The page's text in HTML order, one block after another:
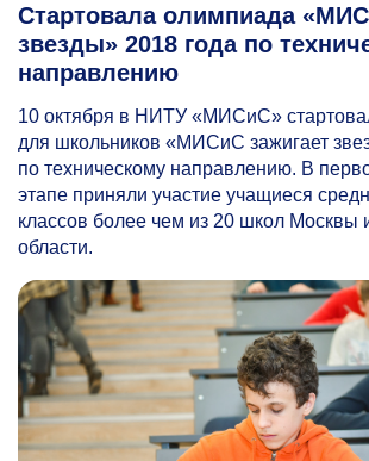
Стартовала олимпиада
звезды» 2018 года по
направлению
10 октября в НИТУ «МИСиС»
для школьников «МИСиС зажигает
по техническому направлению. В
этапе приняли участие учащиеся
классов более чем из 20 школ Москвы
области.